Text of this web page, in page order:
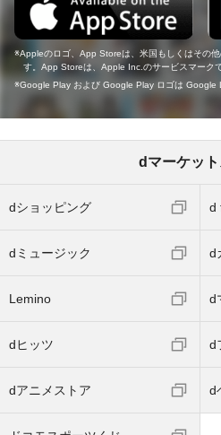
Appleのロゴ、App Storeは、米国もしくはその
す。App Storeは、Apple Inc.のサービスマークで
Google Play および Google Play ロゴは Google
dマーケッ
dショッピング d
dミュージック d
Lemino d
dヒッツ d
dアニメストア d